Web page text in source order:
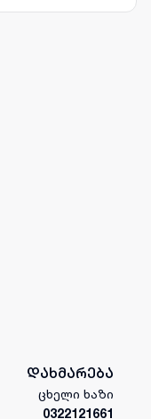
დახმარება
ცხელი ხაზი
0322121661